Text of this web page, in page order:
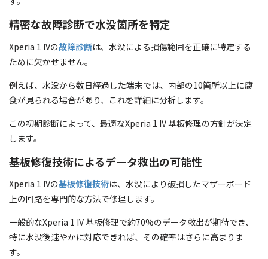
精密な故障診断で水没箇所を特定
Xperia 1 IVの故障診断は、水没による損傷範囲を正確に特定する
ために欠かせません。
例えば、水没から数日経過した端末では、内部の10箇所以上に腐
食が見られる場合があり、これを詳細に分析します。
この初期診断によって、最適なXperia 1 IV 基板修理の方針が決定
します。
基板修復技術によるデータ救出の可能性
Xperia 1 IVの基板修復技術は、水没により破損したマザーボード
上の回路を専門的な方法で修理します。
一般的なXperia 1 IV 基板修理で約70%のデータ救出が期待でき、
特に水没後速やかに対応できれば、その確率はさらに高まりま
す。